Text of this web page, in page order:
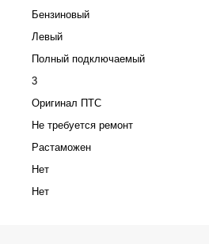
Бензиновый
Левый
Полный подключаемый
3
Оригинал ПТС
Не требуется ремонт
Растаможен
Нет
Нет